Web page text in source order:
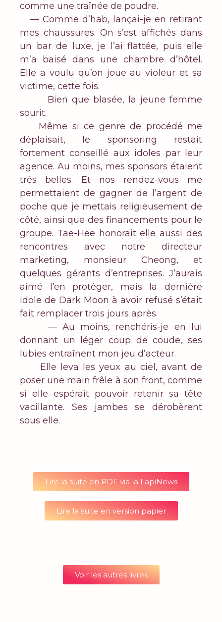
comme une traînée de poudre.
— Comme d’hab, lançai-je en retirant
mes chaussures. On s’est affichés dans
un bar de luxe, je l’ai flattée, puis elle
m’a baisé dans une chambre d’hôtel.
Elle a voulu qu’on joue au violeur et sa
victime, cette fois.
Bien que blasée, la jeune femme
sourit.
Même si ce genre de procédé me
déplaisait, le sponsoring restait
fortement conseillé aux idoles par leur
agence. Au moins, mes sponsors étaient
très belles. Et nos rendez-vous me
permettaient de gagner de l’argent de
poche que je mettais religieusement de
côté, ainsi que des financements pour le
groupe. Tae-Hee honorait elle aussi des
rencontres avec notre directeur
marketing, monsieur Cheong, et
quelques gérants d’entreprises. J’aurais
aimé l’en protéger, mais la dernière
idole de Dark Moon à avoir refusé s’était
fait remplacer trois jours après.
— Au moins, renchéris-je en lui
donnant un léger coup de coude, ses
lubies entraînent mon jeu d’acteur.
Elle leva les yeux au ciel, avant de
poser une main frêle à son front, comme
si elle espérait pouvoir retenir sa tête
vacillante. Ses jambes se dérobèrent
sous elle.
Lire la suite en PDF via la LapiNews
Lire la suite en version papier
Voir les autres livres